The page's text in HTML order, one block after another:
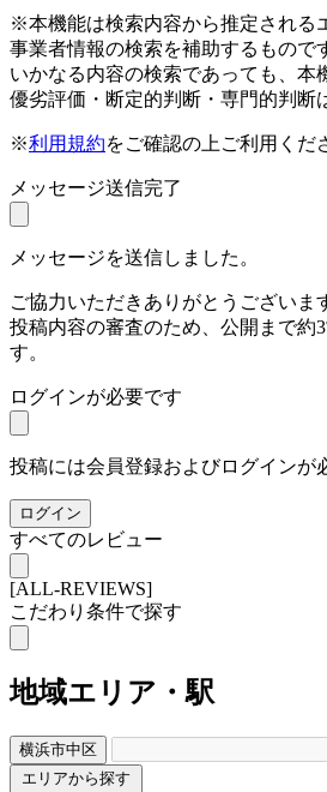
※本機能は検索内容から推定される
事業者情報の検索を補助するもので
いかなる内容の検索であっても、本
優劣評価・断定的判断・専門的判断
※利用規約をご確認の上ご利用くだ
メッセージ送信完了
メッセージを送信しました。
ご協力いただきありがとうございま
投稿内容の審査のため、公開まで約
す。
ログインが必要です
投稿には会員登録およびログインが
ログイン
すべてのレビュー
[ALL-REVIEWS]
こだわり条件で探す
地域エリア・駅
横浜市中区
エリアから探す